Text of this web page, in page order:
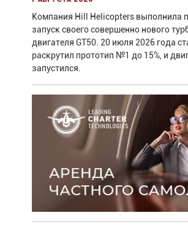
Компания Hill Helicopters выполнила
запуск своего совершенно нового
двигателя GT50. 20 июля 2026 года
раскрутил прототип №1 до 15%, и
запустился.